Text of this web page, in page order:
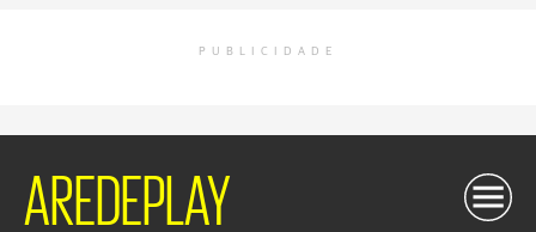
PUBLICIDADE
AREDEPLAY